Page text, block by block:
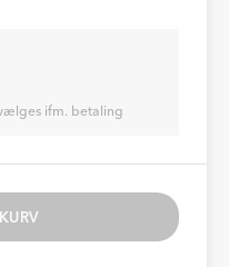
ifm. betaling